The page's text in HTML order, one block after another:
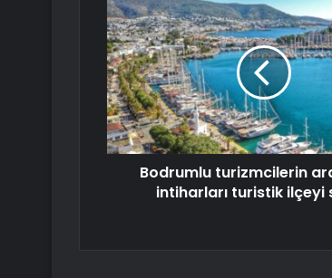
Bodrumlu turizmcilerin
intiharları turistik ilçeyi